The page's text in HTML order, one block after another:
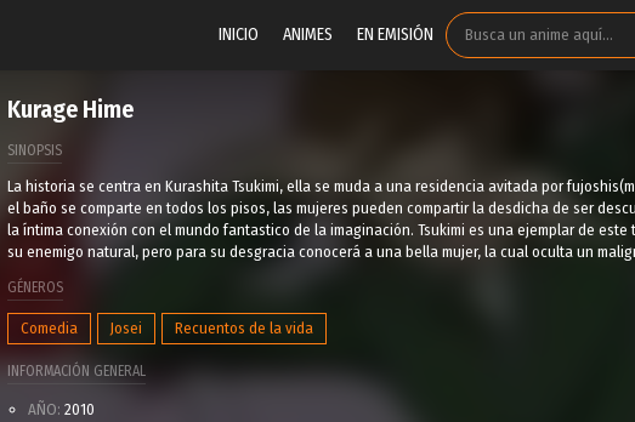
INICIO ANIMES EN EMISIÓN
Kurage Hime
SINOPSIS
La historia se centra en Kurashita Tsukimi, ella se muda a una residencia avitada por
el baño se comparte en todos los pisos, las mujeres pueden compartir la desdicha de ser
la íntima conexión con el mundo fantastico de la imaginación. Tsukimi es una ejemplar de
su enemigo natural, pero para su desgracia conocerá a una bella mujer, la cual oculta un
GÉNEROS
Comedia Josei Recuentos de la vida
INFORMACIÓN GENERAL
AÑO: 2010